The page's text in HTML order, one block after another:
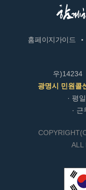
홈페이지가이드
우)14234
광명시 민원콜
· 평
·
ALL